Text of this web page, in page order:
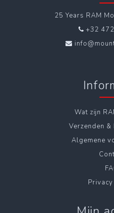
25 Years RAM
+32
Wat zijn
Verzenden &
Algemene